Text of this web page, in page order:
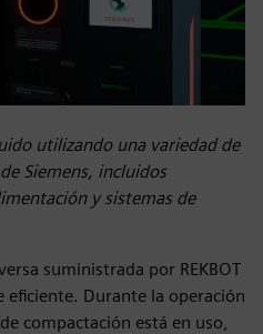
utilizando una variedad de
Siemens, incluidos
y sistemas de
suministrada por REKBOT
Durante la operación
compactación está en uso,